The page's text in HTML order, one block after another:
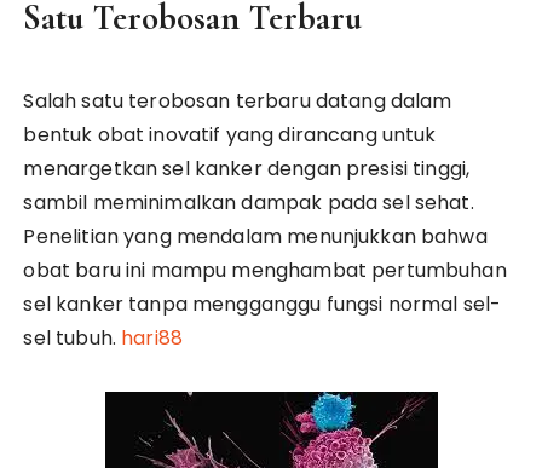
Satu Terobosan Terbaru
Salah satu terobosan terbaru datang dalam
bentuk obat inovatif yang dirancang untuk
menargetkan sel kanker dengan presisi tinggi,
sambil meminimalkan dampak pada sel sehat.
Penelitian yang mendalam menunjukkan bahwa
obat baru ini mampu menghambat pertumbuhan
sel kanker tanpa mengganggu fungsi normal sel-
sel tubuh. hari88